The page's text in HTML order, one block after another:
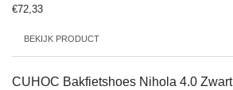
€72,33
BEKIJK PRODUCT
CUHOC Bakfietshoes Nihola 4.0 Zwart